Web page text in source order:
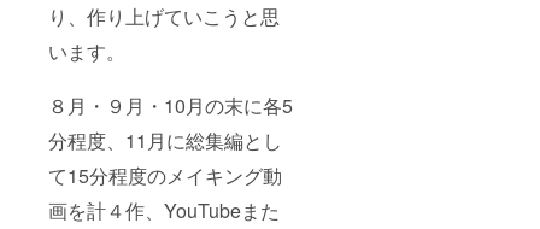
り、作り上げていこうと思
います。
８月・９月・10月の末に各5
分程度、11月に総集編とし
て15分程度のメイキング動
画を計４作、YouTubeまた